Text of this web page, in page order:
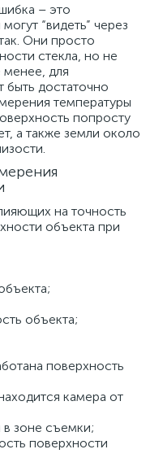
– это
“видеть” через
Они просто
стекла, но не
менее, для
достаточно
температуры
попросту
а также земли около
на точность
объекта при
объекта;
поверхность
камера от
зоне съемки;
поверхности